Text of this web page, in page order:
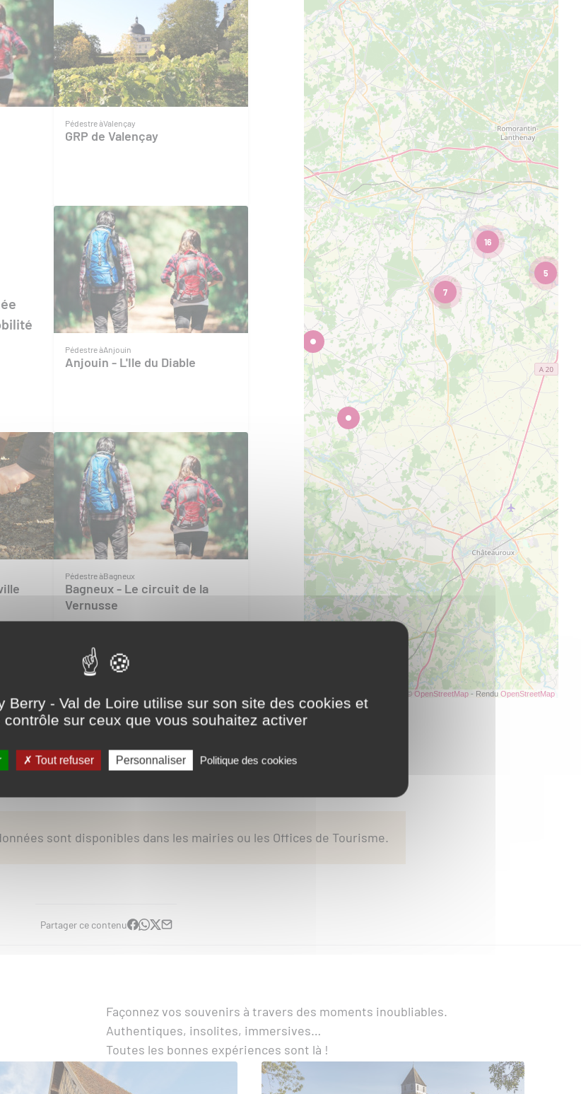
Pédestre àValençay
GRP de Valençay
Pédestre àAnjouin
Anjouin - L'Ile du Diable
Pédestre àBagneux
Bagneux - Le circuit de la
Vernusse
Bordelat
5
16
7
| Données © OpenStreetMap - Rendu OpenStreetMap
L'astuce malin
sont disponibles dans les mairies ou les Offices de Tourisme.
Partager ce contenu
Façonnez vos souvenirs à travers des moments inoubliables.
Authentiques, insolites, immersives…
Toutes les bonnes expériences sont là !
Berry - Val de Loire utilise sur son site des cookies et
sur ceux que vous souhaitez activer
Tout refuser Personnaliser Politique des cookies